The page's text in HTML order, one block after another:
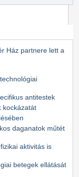
Ház partnere lett a
antitestek
kockázatát
daganatok műtét
aktivitás is
betegek ellátását